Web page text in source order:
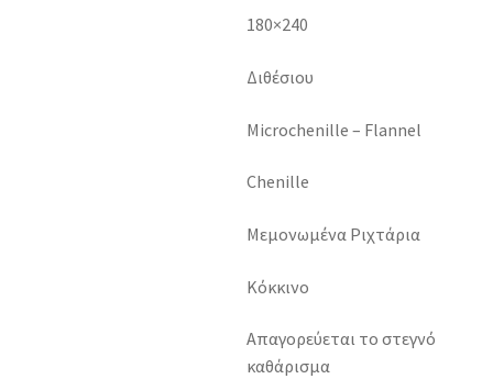
180×240
Διθέσιου
Microchenille – Flannel
Chenille
Μεμονωμένα Ριχτάρια
Κόκκινο
Απαγορεύεται το στεγνό
καθάρισμα